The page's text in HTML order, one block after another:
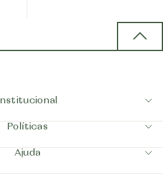
Institucional
Políticas
Ajuda